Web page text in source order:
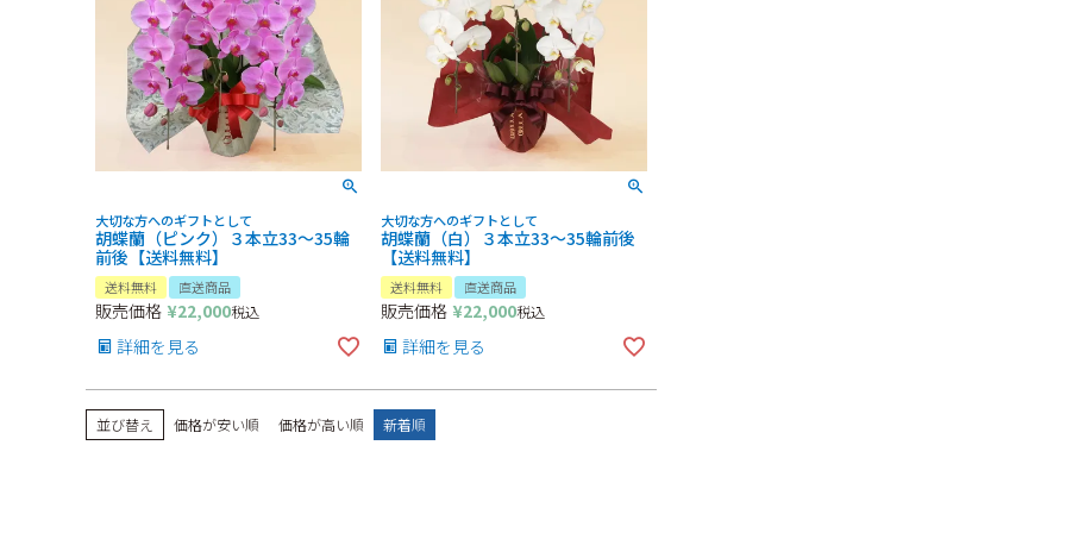
大切な方へのギフトとして
胡蝶蘭（ピンク）３本立33～35輪
前後【送料無料】
送料無料 直送商品
販売価格 ¥22,000税込
詳細を見る
大切な方へのギフトとして
胡蝶蘭（白）３本立33～35輪前後
【送料無料】
送料無料 直送商品
販売価格 ¥22,000税込
詳細を見る
並び替え 価格が安い順 価格が高い順 新着順